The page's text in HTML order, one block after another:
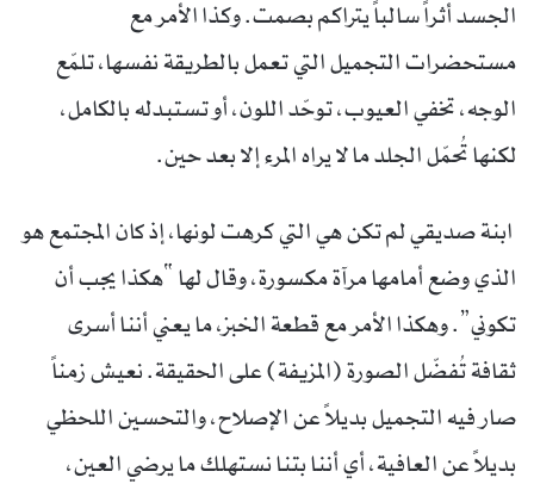
الجسد أثراً سالباً يتراكم بصمت. وكذا الأمر مع
مستحضرات التجميل التي تعمل بالطريقة نفسها، تلمّع
الوجه، تخفي العيوب، توحّد اللون، أو تستبدله بالكامل،
لكنها تُحمّل الجلد ما لا يراه المرء إلا بعد حين.
ابنة صديقي لم تكن هي التي كرهت لونها، إذ كان المجتمع هو
الذي وضع أمامها مرآة مكسورة، وقال لها “هكذا يجب أن
تكوني”. وهكذا الأمر مع قطعة الخبز، ما يعني أننا أسرى
ثقافة تُفضّل الصورة (المزيفة) على الحقيقة. نعيش زمناً
صار فيه التجميل بديلاً عن الإصلاح، والتحسين اللحظي
بديلاً عن العافية، أي أننا بتنا نستهلك ما يرضي العين،